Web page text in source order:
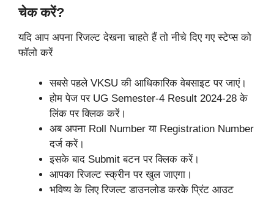
चेक करें?
यदि आप अपना रिजल्ट देखना चाहते हैं तो नीचे दिए गए स्टेप्स को
फॉलो करें
सबसे पहले VKSU की आधिकारिक वेबसाइट पर जाएं।
होम पेज पर UG Semester-4 Result 2024-28 के
लिंक पर क्लिक करें।
अब अपना Roll Number या Registration Number
दर्ज करें।
इसके बाद Submit बटन पर क्लिक करें।
आपका रिजल्ट स्क्रीन पर खुल जाएगा।
भविष्य के लिए रिजल्ट डाउनलोड करके प्रिंट आउट